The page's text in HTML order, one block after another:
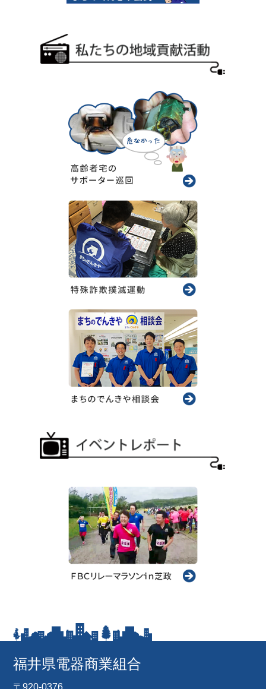
福井県電器商業組合
〒920-0376